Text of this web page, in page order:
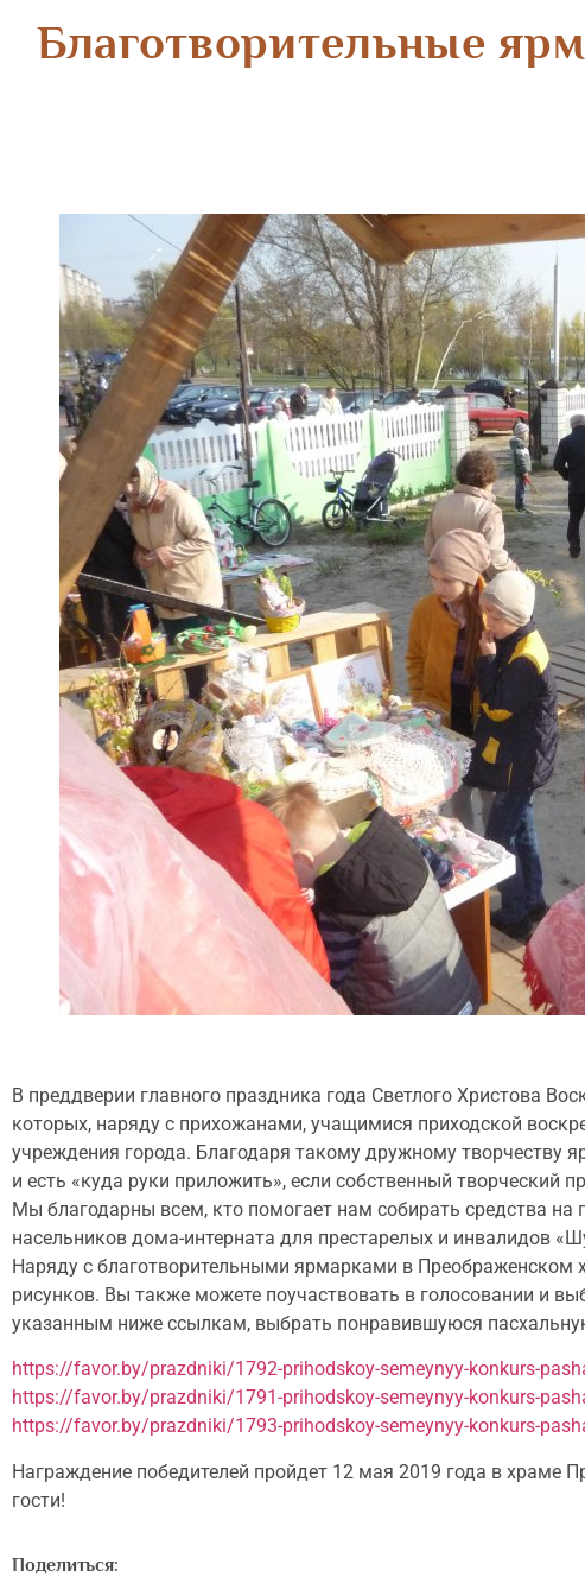
Благотворительные
В преддверии главного праздника года Светлого Христова
которых, наряду с прихожанами, учащимися приходской
учреждения города. Благодаря такому дружному творчеству
и есть «куда руки приложить», если собственный творческий
Мы благодарны всем, кто помогает нам собирать средства на
насельников дома-интерната для престарелых и инвалидов
Наряду с благотворительными ярмарками в Преображенском
рисунков. Вы также можете поучаствовать в голосовании и
указанным ниже ссылкам, выбрать понравившуюся
https://favor.by/prazdniki/1792-prihodskoy-semeynyy-konkurs-
https://favor.by/prazdniki/1791-prihodskoy-semeynyy-konkurs-
https://favor.by/prazdniki/1793-prihodskoy-semeynyy-konkurs-
Награждение победителей пройдет 12 мая 2019 года в
гости!
Поделиться: